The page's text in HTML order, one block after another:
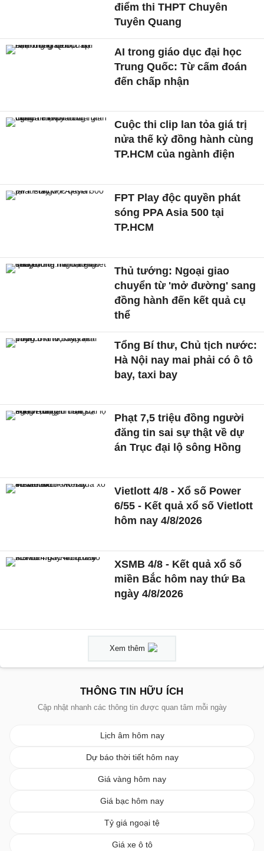
điểm thi THPT Chuyên
Tuyên Quang
AI trong giáo dục đại học
Trung Quốc: Từ cấm đoán
đến chấp nhận
Cuộc thi clip lan tỏa giá trị
nửa thế kỷ đồng hành cùng
TP.HCM của ngành điện
FPT Play độc quyền phát
sóng PPA Asia 500 tại
TP.HCM
Thủ tướng: Ngoại giao
chuyển từ 'mở đường' sang
đồng hành đến kết quả cụ
thể
Tổng Bí thư, Chủ tịch nước:
Hà Nội nay mai phải có ô tô
bay, taxi bay
Phạt 7,5 triệu đồng người
đăng tin sai sự thật về dự
án Trục đại lộ sông Hồng
Vietlott 4/8 - Xổ số Power
6/55 - Kết quả xổ số Vietlott
hôm nay 4/8/2026
XSMB 4/8 - Kết quả xổ số
miền Bắc hôm nay thứ Ba
ngày 4/8/2026
Xem thêm
THÔNG TIN HỮU ÍCH
Cập nhật nhanh các thông tin được quan tâm mỗi ngày
Lịch âm hôm nay
Dự báo thời tiết hôm nay
Giá vàng hôm nay
Giá bạc hôm nay
Tỷ giá ngoại tệ
Giá xe ô tô